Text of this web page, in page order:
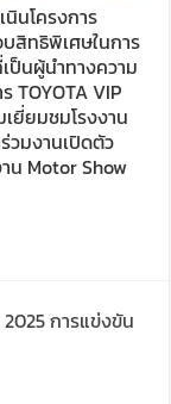
นินโครงการ
บสิทธิพิเศษในการ
ป็นผู้นำทางความ
TOYOTA VIP
ยี่ยมชมโรงงาน
วมงานเปิดตัว
น Motor Show
2025 การแข่งขัน